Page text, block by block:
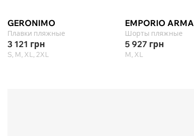
GERONIMO
Плавки пляжные
3 121 грн
S, M, XL, 2XL
EMPORIO
Шорты пляжные
5 927 грн
M, XL